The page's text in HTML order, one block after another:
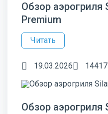
Обзор аэрогриля
Premium
Читать
19.03.2026 14417
Обзор аэрогриля